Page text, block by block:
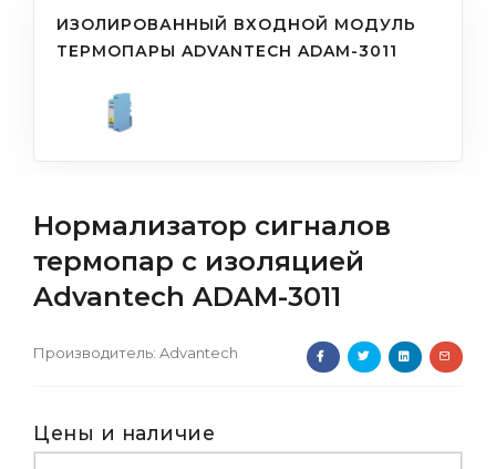
ИЗОЛИРОВАННЫЙ ВХОДНОЙ МОДУЛЬ
ТЕРМОПАРЫ ADVANTECH ADAM-3011
Нормализатор сигналов
термопар с изоляцией
Advantech ADAM-3011
Производитель: Advantech
Цены и наличие